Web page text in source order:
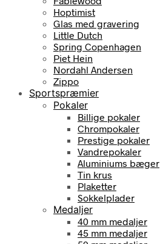
Hoptimist
Glas med gravering
Little Dutch
Spring Copenhagen
Piet Hein
Nordahl Andersen
Zippo
Sportspræmier
Pokaler
Billige pokaler
Chrompokaler
Prestige pokaler
Vandrepokaler
Aluminiums bæger
Tin krus
Plaketter
Sokkelplader
Medaljer
40 mm medaljer
45 mm medaljer